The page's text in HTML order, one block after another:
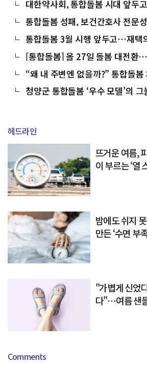
대한약사회, 통합돌봄 시대 앞두
논의
통합돌봄 성패, 보건간호사 전문
통합돌봄 3월 시행 앞두고…재택
계 완성
[통합돌봄] 올 27일 돌봄 대전환
문
“왜 내 주변엔 없을까?” 통합돌봄
청양군 통합돌봄 ‘우수 모델’의 그
헤드라인
뜨거운 여름,
이 부르는 ‘열
밤에도 쉬지
만든 ‘수면 부
"가볍게 신었
다"…여름 샌
Comments